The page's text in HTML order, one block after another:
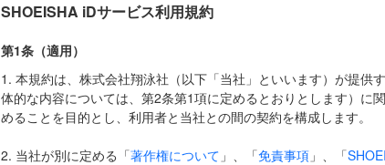
SHOEISHA iDサービス利用規約
第1条（適用）
1. 本規約は、株式会社翔泳社（以下「当社」といいます）が提供
体的な内容については、第2条第1項に定めるとおりとします）に
めることを目的とし、利用者と当社との間の契約を構成します。
2. 当社が別に定める「著作権について 」、「免責事項 」、「